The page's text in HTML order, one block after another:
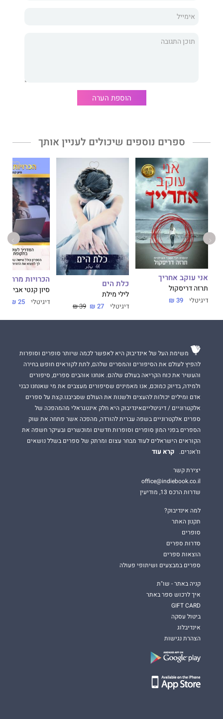
בסופרי המתח בישראל. זהו ספר מתח וריגול המציג שוב, באמצעות
ספר זה מתרחש ברובו בעיר התחתית בחיפה, וגיבוריו – סוחרי עתיקות
ורכבים משומשים, מפעילי תחנת טוטו, האקרים של מחשבים, סוכנים
חשאיים, שוטרים ומרגלים, הנמצאים כולם במרוץ קטלני אחר
הוספת הערה
ספרים נוספים שיכולים לעניין אותך
אני עוקב אחריך
תרזה דריסקול
דיגיטלי 39 ₪
כלת הים
לילי מילת
דיגיטלי 27 ₪
39 ₪
הכרויות מרחוק
סיון קנטי אביטן
דיגיטלי 25 ₪
משימת העל של אינדיבוק היא לאפשר לכמה שיותר סופרים וסופרות
להפיץ לעולם את הסיפורים והמסרים שלהם, לתת לקוראים חופש בחירה
והעשיר את כוח הקריאה בעולם שלהם. אנחנו אוהבים ספרים, סיפורים
ולמידה, בדיוק כמוכם, אנו מאמינים שסיפורים מעצבים את מי שאנחנו כבני
אדם ומילים יכולות להעצים ולשנות את העולם שסביבנו.קצת על ספרים
אלקטרוניים / דיגיטלייםאינדיבוק היא חלק אינטגראלי מהמהפכה של
ספרים אלקטרוניים בשפה עברית להורדה, מהפכה אשר פתחה את שוק
הספרים בפני המון סופרים וסופרות חדשים ומוכשרים ובעיקר חשפה את
הקוראים הישראלים לעוד מבחר עצום ומרתק של ספרים בשלל נושאים
וז'אנרים.
קרא עוד
יצירת קשר
office@indiebook.co.il
שדרות הרכס 13, מודיעין
למה אינדיבוק?
תקנון האתר
סופרים
סדרות ספרים
הוצאות ספרים
ספרים במבצעים ושיתופי פעולה
קניה באתר - שו"ת
איך לרכוש ספר באתר
GIFT CARD
ביטול עסקה
אינדיבלוג
הצהרת נגישות